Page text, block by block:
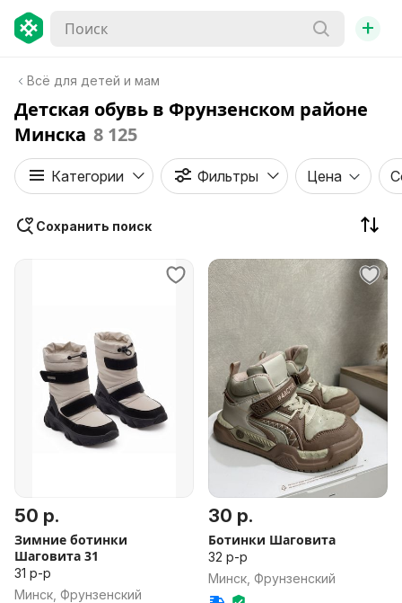
+
Всё для детей и мам
Детская обувь в Фрунзенском районе
Минска 8 125
Категории Фильтры Цена
Сохранить поиск
50 р.
Зимние ботинки
Шаговита 31
31 р-р
Минск, Фрунзенский
30 р.
Ботинки Шаговита
32 р-р
Минск, Фрунзенский